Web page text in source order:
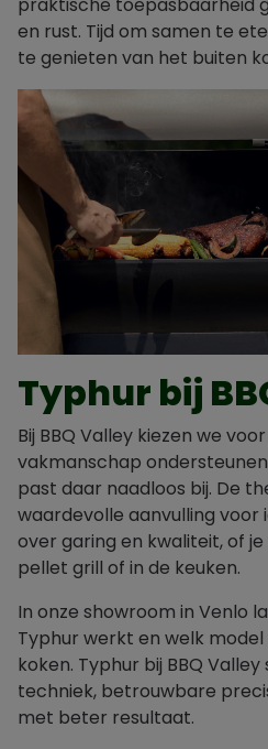
praktische toepasbaarheid
en rust. Tijd om samen te
te genieten van het buiten
Typhur bij
Bij BBQ Valley kiezen we
vakmanschap
past daar naadloos bij. De
waardevolle aanvulling voor
over garing en kwaliteit, of
pellet grill of in de keuken.
In onze showroom in Venlo
Typhur werkt en welk
koken. Typhur bij BBQ
techniek, betrouwbare
met beter resultaat.